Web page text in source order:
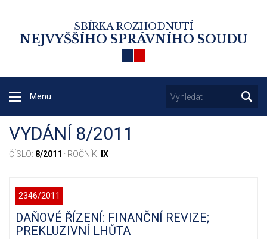
SBÍRKA ROZHODNUTÍ
NEJVYŠŠÍHO SPRÁVNÍHO SOUDU
Menu
VYDÁNÍ 8/2011
ČÍSLO: 8/2011 · ROČNÍK: IX
2346/2011
DAŇOVÉ ŘÍZENÍ: FINANČNÍ REVIZE;
PREKLUZIVNÍ LHŮTA